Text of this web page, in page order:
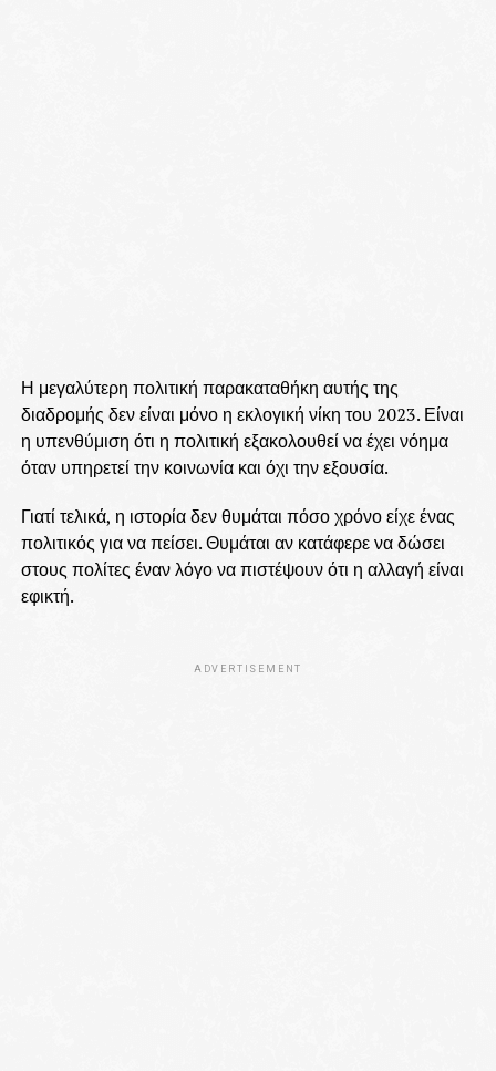
Η μεγαλύτερη πολιτική παρακαταθήκη αυτής της
διαδρομής δεν είναι μόνο η εκλογική νίκη του 2023. Είναι
η υπενθύμιση ότι η πολιτική εξακολουθεί να έχει νόημα
όταν υπηρετεί την κοινωνία και όχι την εξουσία.
Γιατί τελικά, η ιστορία δεν θυμάται πόσο χρόνο είχε ένας
πολιτικός για να πείσει. Θυμάται αν κατάφερε να δώσει
στους πολίτες έναν λόγο να πιστέψουν ότι η αλλαγή είναι
εφικτή.
ADVERTISEMENT